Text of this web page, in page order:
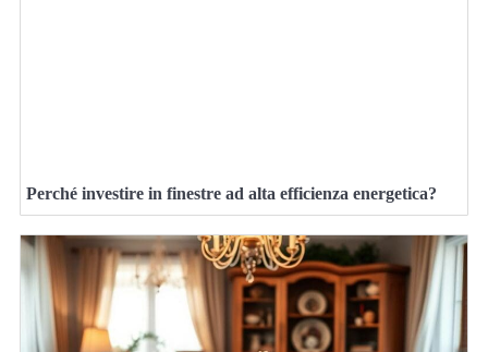
Perché investire in finestre ad alta efficienza energetica?